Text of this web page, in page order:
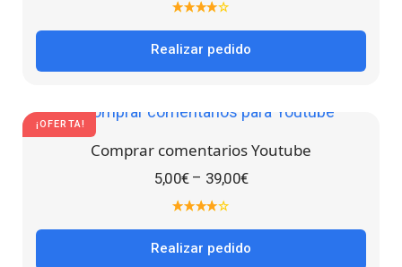
Realizar pedido
¡OFERTA!
Comprar comentarios Youtube
5,00€– 39,00€
Realizar pedido